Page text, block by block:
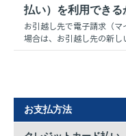
払い）を利用できる
お引越し先で電子請求（
場合は、お引越し先の新し
お支払方法